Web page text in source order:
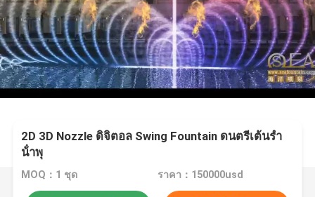
2D 3D Nozzle ดิจิตอล Swing Fountain ดนตรีเต้นรํา
น้ําพุ
MOQ：1 ชุด ราคา：150000usd